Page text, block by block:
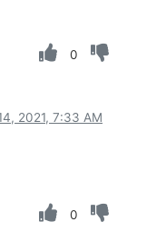
0
2021, 7:33 AM
0